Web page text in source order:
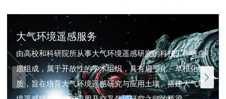
大气环境遥感服务
由高校和科研院所从事大气环境遥感研究的科技工作者自
愿组成，属于开放性的学术组织，具有扁平化、草根化特
质，旨在培育大气环境遥感研究与应用土壤、搭建大气环